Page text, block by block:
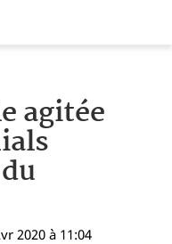
agitée
2020 à 11:04